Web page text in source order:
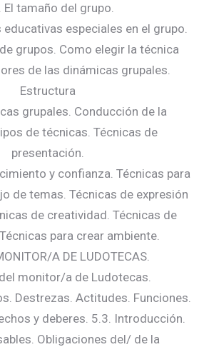
El tamaño del grupo.
especiales en el grupo.
grupos. Como elegir la técnica
de las dinámicas grupales.
Estructura
grupales. Conducción de la
de técnicas. Técnicas de
presentación.
y confianza. Técnicas para
de temas. Técnicas de expresión
de creatividad. Técnicas de
para crear ambiente.
A DE LUDOTECAS.
monitor/a de Ludotecas.
Destrezas. Actitudes. Funciones.
y deberes. 5.3. Introducción.
Obligaciones del/ de la